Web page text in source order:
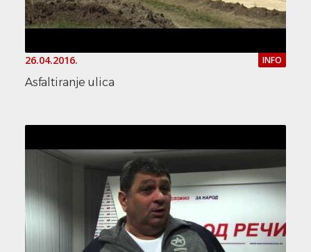
26.04.2016. INFO
Asfaltiranje ulica